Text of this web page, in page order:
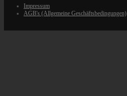
Impressum
AGB's (Allgemeine Geschäftsbedingungen)